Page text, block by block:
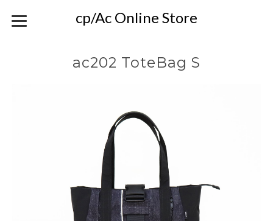
cp/Ac Online Store
ac202 ToteBag S